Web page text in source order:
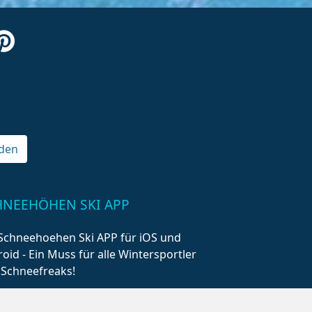
SKI APP
Ski APP für iOS und
- Ein Muss für alle Wintersportler